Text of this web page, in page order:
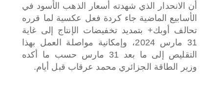
أن الانحدار الذي شهدته أسعار الذهب الأسود في
الأسابيع الماضية جاء كردة فعل عكسية لما قرره
تحالف أوبك+ بتمديد تخفيضات الإنتاج إلى غاية
31 مارس 2024، وإمكانية مواصلة العمل بهذا
التقليص إلى ما بعد 31 مارس حسب ما أكده
وزير الطاقة الجزائري محمد عرقاب قبل أيام.